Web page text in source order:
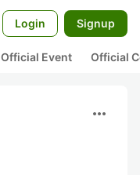
Login Signup
Official Event Official
more_horiz